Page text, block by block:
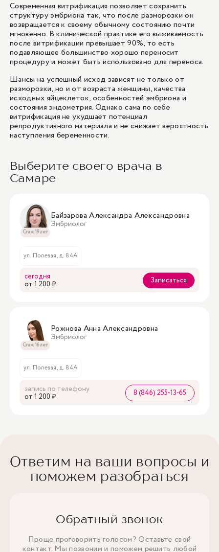
Современная витрификация позволяет сохранить
структуру эмбриона так, что после разморозки он
возвращается к своему обычному состоянию почти
мгновенно. В клинической практике его выживаемость
после витрификации превышает 90%, то есть
подавляющее большинство хорошо переносит
процедуру и может быть использовано для переноса.
Шансы на успешный исход зависят не только от
разморозки, но и от возраста женщины, качества
исходных яйцеклеток, особенностей эмбриона и
состояния эндометрия. Однако сама по себе
витрификация не ухудшает потенциал
репродуктивного материала и не снижает вероятность
наступления беременности.
Выберите своего врача в
Самаре
Стаж 19 лет
Байзарова Александра Александровна
Эмбриолог
ул. Полевая, д. 84А
сегодня
oт 1 200 ₽
Записаться
Стаж 16 лет
Рожнова Анна Александровна
Эмбриолог
ул. Полевая, д. 84А
запись по телефону
oт 1 200 ₽
8 (846) 255-13-65
Ответим на ваши вопросы и
поможем разобраться
Обратный звонок
Проще проговорить голосом? Оставьте свой
контакт. Мы позвоним и поможем решить любой